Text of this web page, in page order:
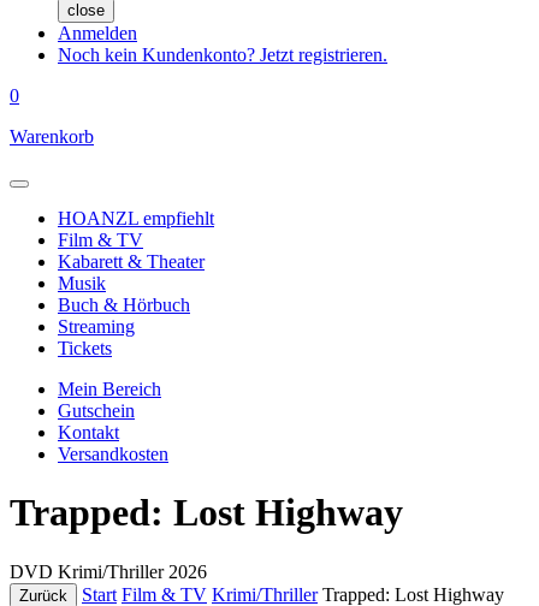
close
Anmelden
Noch kein Kundenkonto? Jetzt registrieren.
0
Warenkorb
HOANZL empfiehlt
Film & TV
Kabarett & Theater
Musik
Buch & Hörbuch
Streaming
Tickets
Mein Bereich
Gutschein
Kontakt
Versandkosten
Trapped: Lost Highway
DVD Krimi/Thriller 2026
Zurück Start Film & TV Krimi/Thriller Trapped: Lost Highway